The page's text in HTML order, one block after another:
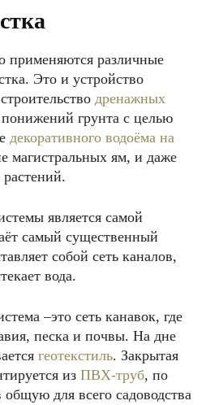
применяются различные
Это и устройство
дренажных
грунта с целью
декоративного водоёма на
магистральных ям, и даже
является самой
самый существенный
собой сеть каналов,
вода.
‒это сеть канавок, где
песка и почвы. На дне
геотекстиль. Закрытая
из ПВХ-труб, по
общую для всего садоводства